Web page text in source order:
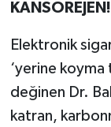
KANSOREJEN!
Elektronik
‘yerine koyma
değinen Dr.
katran,